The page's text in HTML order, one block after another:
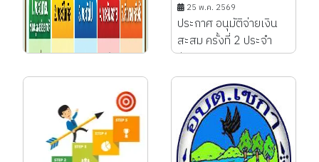
25 พ.ค. 2569
ประกาศ อนุมัติจ่ายเงิน
สะสม ครั้งที่ 2 ประจำ
ปีงบประมาณ พ.ศ.
2569...